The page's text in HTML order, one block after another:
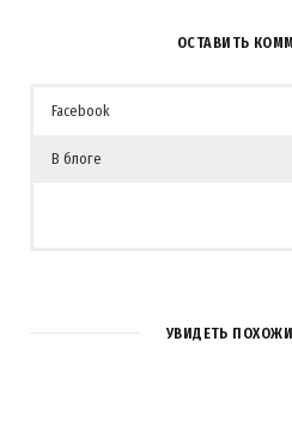
ОСТАВИТЬ
Facebook
В блоге
УВИДЕТЬ